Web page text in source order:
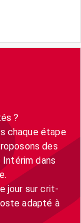
?
chaque étape
des
Intérim dans
jour sur crit-
adapté à